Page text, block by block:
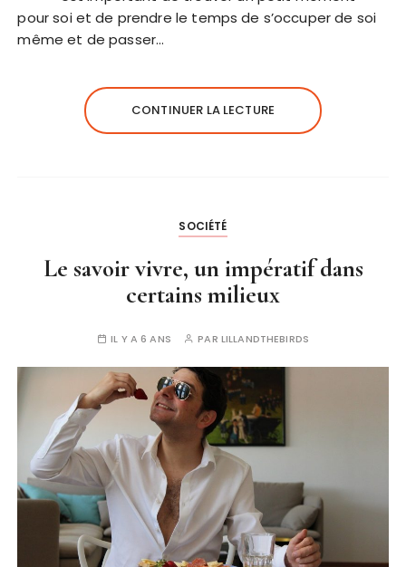
pour soi et de prendre le temps de s’occuper de soi
même et de passer…
CONTINUER LA LECTURE
SOCIÉTÉ
Le savoir vivre, un impératif dans
certains milieux
IL Y A 6 ANS PAR LILLANDTHEBIRDS